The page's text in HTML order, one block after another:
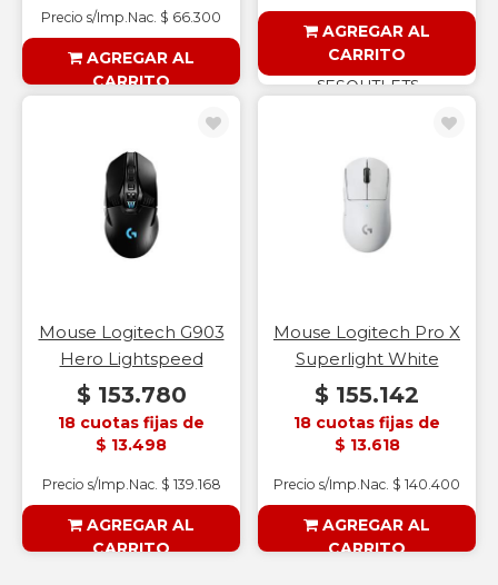
Precio s/Imp.Nac. $ 66.300
AGREGAR AL
CARRITO
AGREGAR AL
CARRITO
§ESOUTLET§
Mouse Logitech G903
Hero Lightspeed
$ 153.780
18 cuotas fijas de
$ 13.498
Precio s/Imp.Nac. $ 139.168
AGREGAR AL
CARRITO
Mouse Logitech Pro X
Superlight White
$ 155.142
18 cuotas fijas de
$ 13.618
Precio s/Imp.Nac. $ 140.400
AGREGAR AL
CARRITO